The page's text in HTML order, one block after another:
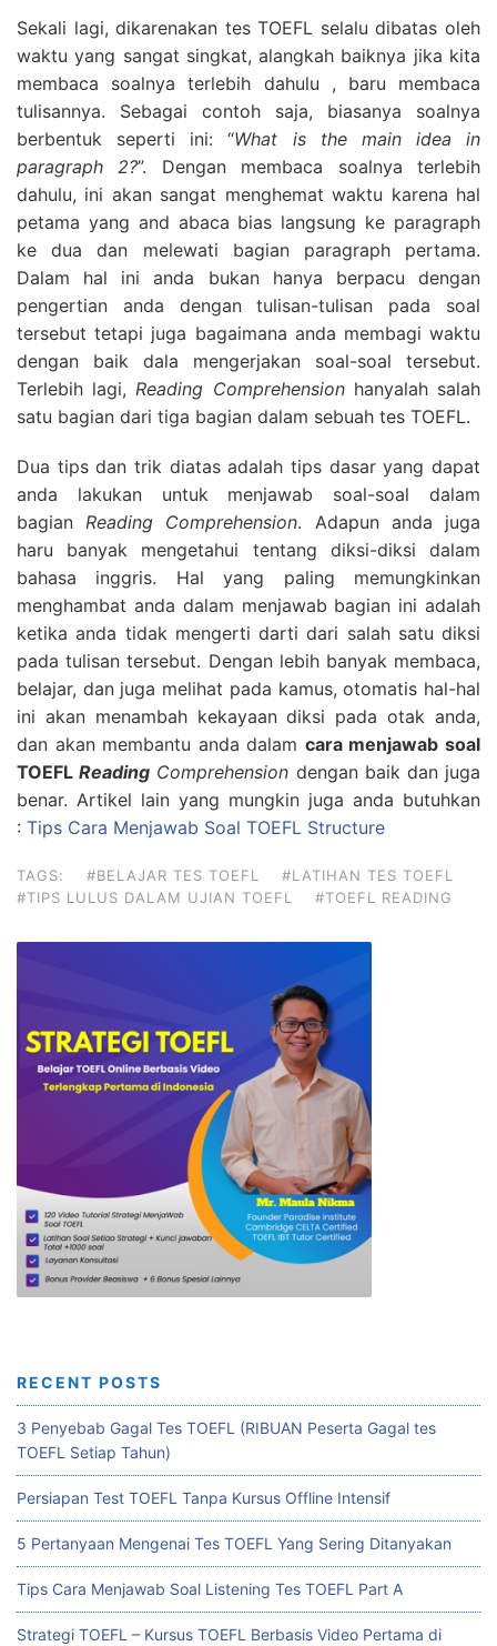
Sekali lagi, dikarenakan tes TOEFL selalu dibatas oleh
waktu yang sangat singkat, alangkah baiknya jika kita
membaca soalnya terlebih dahulu , baru membaca
tulisannya. Sebagai contoh saja, biasanya soalnya
berbentuk seperti ini: “What is the main idea in
paragraph 2?”. Dengan membaca soalnya terlebih
dahulu, ini akan sangat menghemat waktu karena hal
petama yang and abaca bias langsung ke paragraph
ke dua dan melewati bagian paragraph pertama.
Dalam hal ini anda bukan hanya berpacu dengan
pengertian anda dengan tulisan-tulisan pada soal
tersebut tetapi juga bagaimana anda membagi waktu
dengan baik dala mengerjakan soal-soal tersebut.
Terlebih lagi, Reading Comprehensionhanyalah salah
satu bagian dari tiga bagian dalam sebuah tes TOEFL.
Dua tips dan trik diatas adalah tips dasar yang dapat
anda lakukan untuk menjawab soal-soal dalam
bagian Reading Comprehension. Adapun anda juga
haru banyak mengetahui tentang diksi-diksi dalam
bahasa inggris. Hal yang paling memungkinkan
menghambat anda dalam menjawab bagian ini adalah
ketika anda tidak mengerti darti dari salah satu diksi
pada tulisan tersebut. Dengan lebih banyak membaca,
belajar, dan juga melihat pada kamus, otomatis hal-hal
ini akan menambah kekayaan diksi pada otak anda,
dan akan membantu anda dalam cara menjawab soal
TOEFLReading Comprehension dengan baik dan juga
benar. Artikel lain yang mungkin juga anda butuhkan
: Tips Cara Menjawab Soal TOEFL Structure
TAGS: #BELAJAR TES TOEFL
#LATIHAN TES TOEFL
#TIPS LULUS DALAM UJIAN TOEFL
#TOEFL READING
RECENT POSTS
3 Penyebab Gagal Tes TOEFL (RIBUAN Peserta Gagal tes
TOEFL Setiap Tahun)
Persiapan Test TOEFL Tanpa Kursus Offline Intensif
5 Pertanyaan Mengenai Tes TOEFL Yang Sering Ditanyakan
Tips Cara Menjawab Soal Listening Tes TOEFL Part A
Strategi TOEFL – Kursus TOEFL Berbasis Video Pertama di